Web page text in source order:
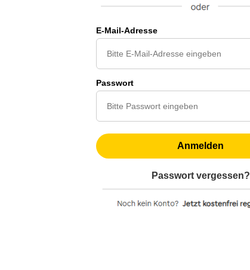
E-Mail-Adresse
Passwort
Anmelden
Passwort vergessen?